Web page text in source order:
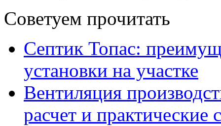
Советуем прочитать
Септик Топас:
установки на участке
Вентиляция
расчет и практические